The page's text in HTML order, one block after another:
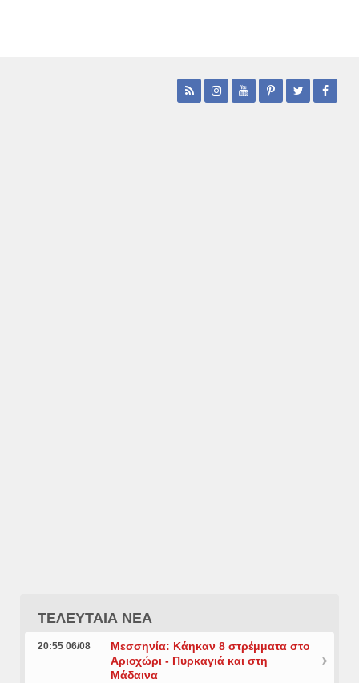
ΤΕΛΕΥΤΑΙΑ ΝΕΑ
20:55 06/08
Μεσσηνία: Κάηκαν 8 στρέμματα στο
Αριοχώρι - Πυρκαγιά και στη
Μάδαινα